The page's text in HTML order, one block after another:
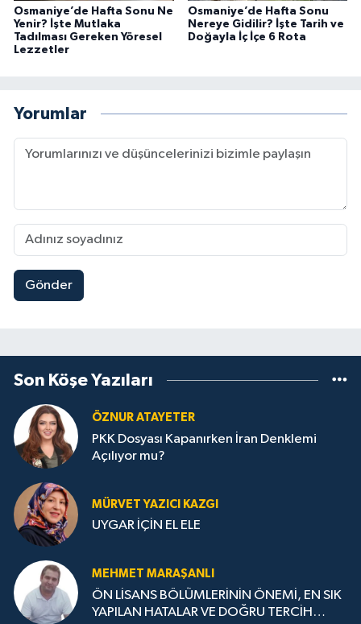
Osmaniye’de Hafta Sonu Ne
Yenir? İşte Mutlaka
Tadılması Gereken Yöresel
Lezzetler
Osmaniye’de Hafta Sonu
Nereye Gidilir? İşte Tarih ve
Doğayla İç İçe 6 Rota
Yorumlar
Gönder
Son Köşe Yazıları
ÖZNUR ATAYETER
PKK Dosyası Kapanırken İran Denklemi
Açılıyor mu?
MÜRVET YAZICI KAZGI
UYGAR İÇİN EL ELE
MEHMET MARAŞANLI
ÖN LİSANS BÖLÜMLERİNİN ÖNEMİ, EN SIK
YAPILAN HATALAR VE DOĞRU TERCİH